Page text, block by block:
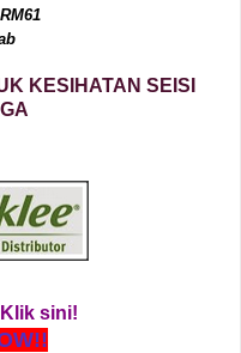
KESIHATAN SEISI
sini!